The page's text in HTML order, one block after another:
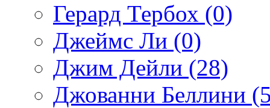
Герард Тербох (0)
Джеймс Ли (0)
Джим Дейли (28)
Джованни Беллини